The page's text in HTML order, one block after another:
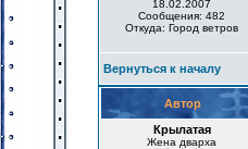
18.02.2007
Сообщения: 482
Откуда: Город ветров
Вернуться к началу
Автор
Крылатая
Жена дварха